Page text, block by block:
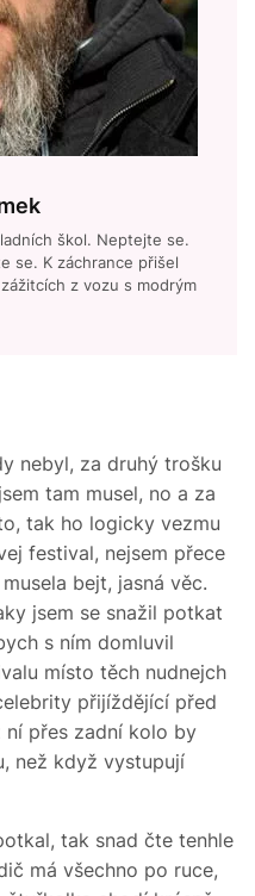
škol. Neptejte se.
se. K záchrance přišel
z vozu s modrým
nebyl, za druhý trošku
tam musel, no a za
tak ho logicky vezmu
festival, nejsem přece
bejt, jasná věc.
jsem se snažil potkat
s ním domluvil
místo těch nudnejch
přijíždějící před
ní přes zadní kolo by
než když vystupují
tak snad čte tenhle
má všechno po ruce,